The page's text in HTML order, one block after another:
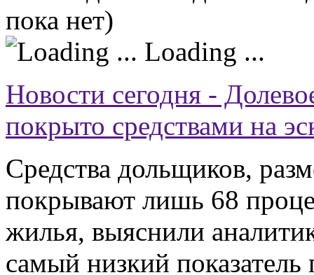
пока нет)
Loading ...
Новости сегодня -
покрыто средствами на
Средства дольщиков,
покрывают лишь 68
жилья, выяснили
самый низкий